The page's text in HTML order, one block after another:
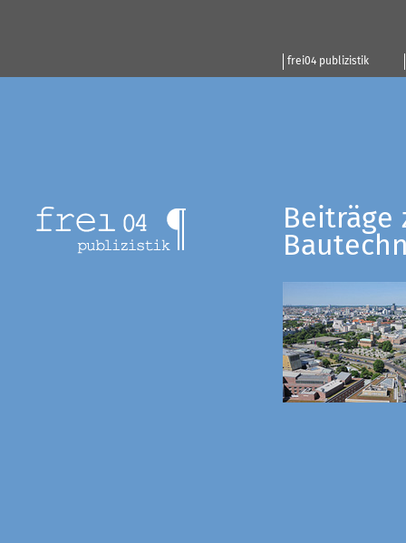
frei04 publizistik
Beiträge